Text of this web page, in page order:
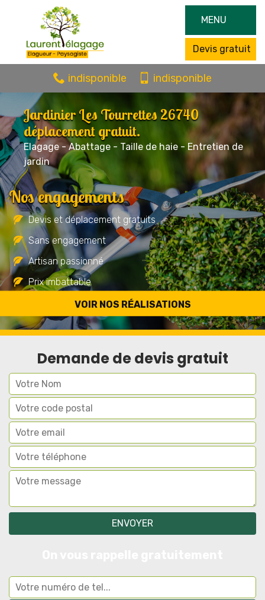
MENU
Devis gratuit
indisponible indisponible
Jardinier Les Tourrettes 26740
déplacement gratuit.
Elagage - Abattage - Taille de haie - Entretien de
jardin
VOIR NOS RÉALISATIONS
Nos engagements
Devis et déplacement gratuits
Sans engagement
Artisan passionné
Prix imbattable
Travail de qualité
Demande de devis gratuit